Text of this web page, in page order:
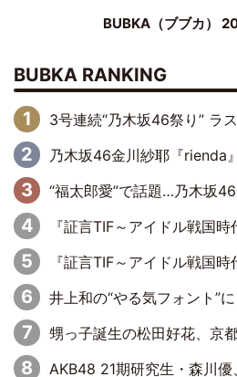
BUBKA（ブブカ）
BUBKA RANKING
3号連続“乃木坂46祭り” ラストを飾るのは賀喜遥香…5年ぶりの登
乃木坂46金川紗耶『rienda』
“福太郎愛”で話題…乃木坂46一ノ瀬美空、地元福岡
『証言TIF～アイドル戦国時代とはなんだったのか～』第6回：でんぱ組.inc・古川未鈴×相沢梨紗「『ハロプロやりたか
『証言TIF～アイドル戦国時代とはなんだったのか～』第11回：私立恵比寿中学・真山りか×安本彩花「TIFで10年
井上和の“やる気フォント”にも注目 乃木坂46
甥っ子誕生の松田好花、京都で“ふたつの家族”をはしご！ “
AKB48 21期研究生・森川優、